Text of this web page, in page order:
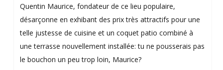
Quentin Maurice, fondateur de ce lieu populaire,
désarçonne en exhibant des prix très attractifs pour une
telle justesse de cuisine et un coquet patio combiné à
une terrasse nouvellement installée: tu ne pousserais pas
le bouchon un peu trop loin, Maurice?